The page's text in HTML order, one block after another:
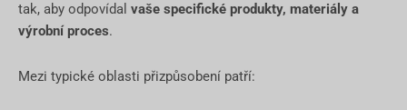
tak, aby odpovídal vaše specifické produkty, materiály a
výrobní proces.
Mezi typické oblasti přizpůsobení patří: